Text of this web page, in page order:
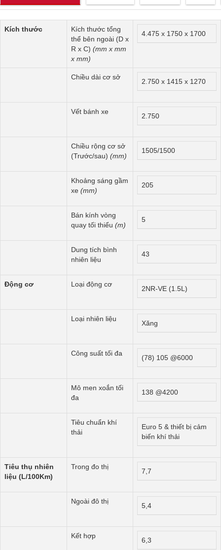
Kích thước
Kích thước tổng
thể bên ngoài (D x
R x C) (mm x mm
x mm)
4.475 x 1750 x 1700
Chiều dài cơ sở
2.750 x 1415 x 1270
Vết bánh xe
2.750
Chiều rộng cơ sở
(Trước/sau) (mm)
1505/1500
Khoảng sáng gầm
xe (mm)
205
Bán kính vòng
quay tối thiểu (m)
5
Dung tích bình
nhiên liệu
43
Động cơ Loại động cơ
2NR-VE (1.5L)
Loại nhiên liệu
Xăng
Công suất tối đa
(78) 105 @6000
Mô men xoắn tối
đa
138 @4200
Tiêu chuẩn khí
thải
Euro 5 & thiết bị cảm
biến khí thải
Tiêu thụ nhiên
liệu (L/100Km)
Trong đo thị
7,7
Ngoài đô thị
5,4
Kết hợp
6,3